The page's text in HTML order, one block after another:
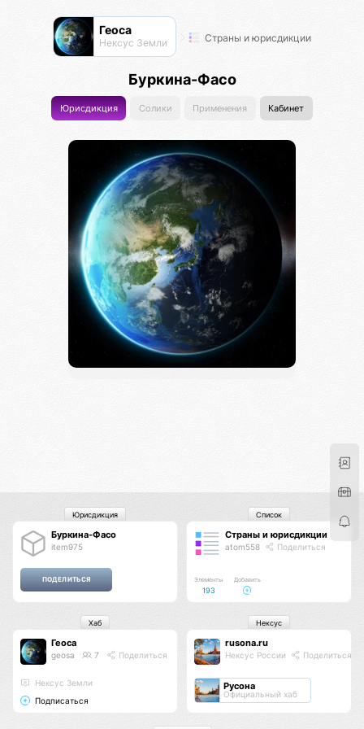
Геоса
Нексус Земли Страны и юрисдикции
Буркина-Фасо
Юрисдикция Солики Применения Кабинет
Буркина-Фасо
item975
Юрисдикция
Страны и юрисдикции
atom558 Поделиться
Элементы
193
Добавить
Список
Геоса
geosa 7 Поделиться
Нексус Земли
Подписаться
Хаб
rusona.ru
Нексус России Поделиться
Русона
Официальный хаб
Нексус